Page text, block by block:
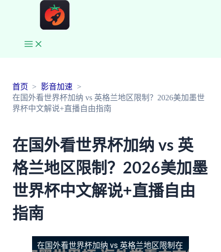
Main
首页
影音加速
在国外看世界杯加纳 vs 英格兰地区限制？2026美加墨世
界杯中文解说+直播自由指南
在国外看世界杯加纳 vs 英
格兰地区限制？2026美加墨
世界杯中文解说+直播自由
指南
在国外看世界杯加纳 vs 英格兰地区限制 在